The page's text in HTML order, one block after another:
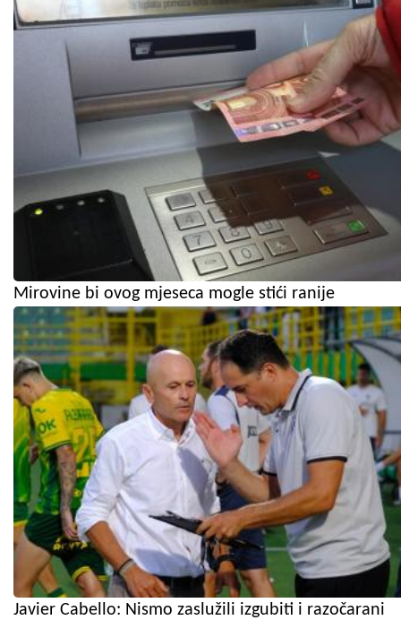
Mirovine bi ovog mjeseca mogle stići ranije
Javier Cabello: Nismo zaslužili izgubiti i razočarani